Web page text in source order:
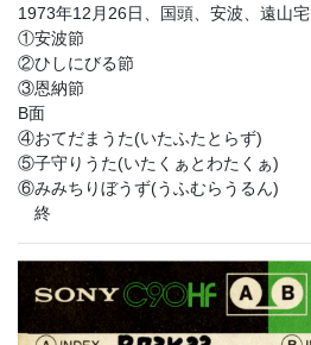
1973年12月26日、国頭、安波、遠山宅
①安波節
②ひしにびる節
③恩納節
B面
④おてだまうた(いたふたとらず)
⑤子守りうた(いたくぁとわたくぁ)
⑥みみちりぼうず(うふむらうるん)
終